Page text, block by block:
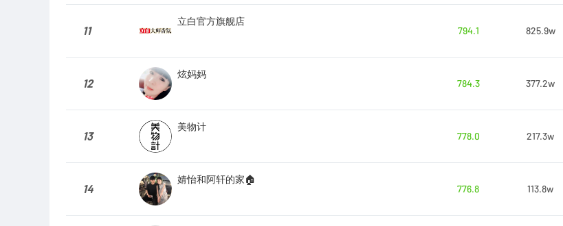
11
立白官方旗舰店
794.1
825.9w
12
炫妈妈
784.3
377.2w
13
美物计
778.0
217.3w
14
婧怡和阿轩的家🏠
776.8
113.8w